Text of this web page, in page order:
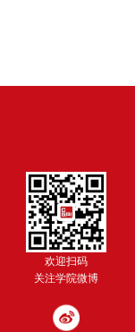
欢迎扫码
关注学院微博